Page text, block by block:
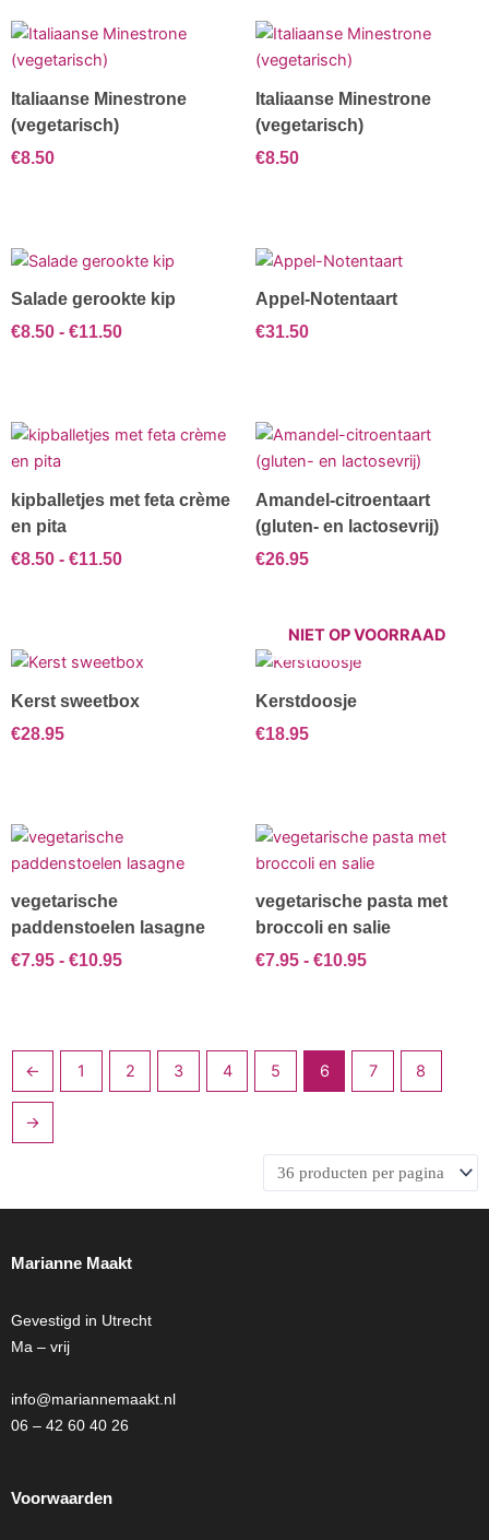
Italiaanse Minestrone
(vegetarisch)
€8.50
Italiaanse Minestrone
(vegetarisch)
€8.50
Salade gerookte kip
€8.50 - €11.50
Prijsklasse:
tot
Dit
meerdere
optie
kan
gekozen
worden
op
de
Appel-Notentaart
€31.50
kipballetjes met feta crème
en pita
€8.50 - €11.50
Prijsklasse:
€11.50
Dit
product
meerdere
variaties.
Deze
worden
op
de
Amandel-citroentaart
(gluten- en lactosevrij)
€26.95
Kerst sweetbox
€28.95
NIET OP VOORRAAD
Kerstdoosje
€18.95
vegetarische
paddenstoelen lasagne
€7.95 - €10.95
Prijsklasse:
€7.95
Dit
product
meerdere
variaties.
Deze
gekozen
worden
op
de
vegetarische pasta met
broccoli en salie
€7.95 - €10.95
Prijsklasse:
€10.95
Dit
product
meerdere
Deze
gekozen
worden
op
productpagina
← 1 2 3 4 5 6 7 8
→
Marianne Maakt
Gevestigd in Utrecht
Ma – vrij
info@mariannemaakt.nl
06 – 42 60 40 26
Voorwaarden